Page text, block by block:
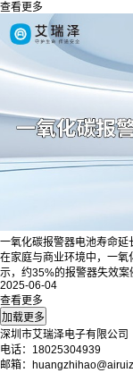
查看更多
一氧化碳报警器电池寿命延
在家庭与商业环境中，一
示，约35%的报警器失效案
2025-06-04
查看更多
深圳市艾瑞泽电子有限公司
电话：18025304939
邮箱：